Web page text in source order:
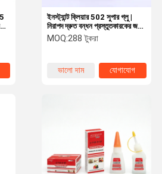
ইনস্ট্যান্ট ক্লিয়ার 502 সুপার গ্লু |
নিরাপদ দ্রুত বন্ধন প্রস্তুতকারকের জন্য
ISO/ROHS/MSDS প্রত্যয়িত
শিল্প আঠালো
MOQ:288 টুকরা
ভালো দাম যোগাযোগ